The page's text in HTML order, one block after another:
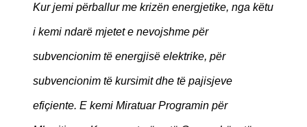
Kur jemi përballur me krizën energjetike, nga këtu
i kemi ndarë mjetet e nevojshme për
subvencionim të energjisë elektrike, për
subvencionim të kursimit dhe të pajisjeve
efiçiente. E kemi Miratuar Programin për